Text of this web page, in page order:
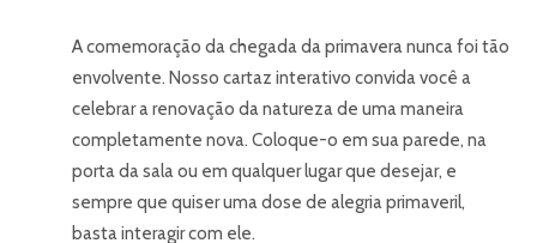
A comemoração da chegada da primavera nunca foi tão
envolvente. Nosso cartaz interativo convida você a
celebrar a renovação da natureza de uma maneira
completamente nova. Coloque-o em sua parede, na
porta da sala ou em qualquer lugar que desejar, e
sempre que quiser uma dose de alegria primaveril,
basta interagir com ele.